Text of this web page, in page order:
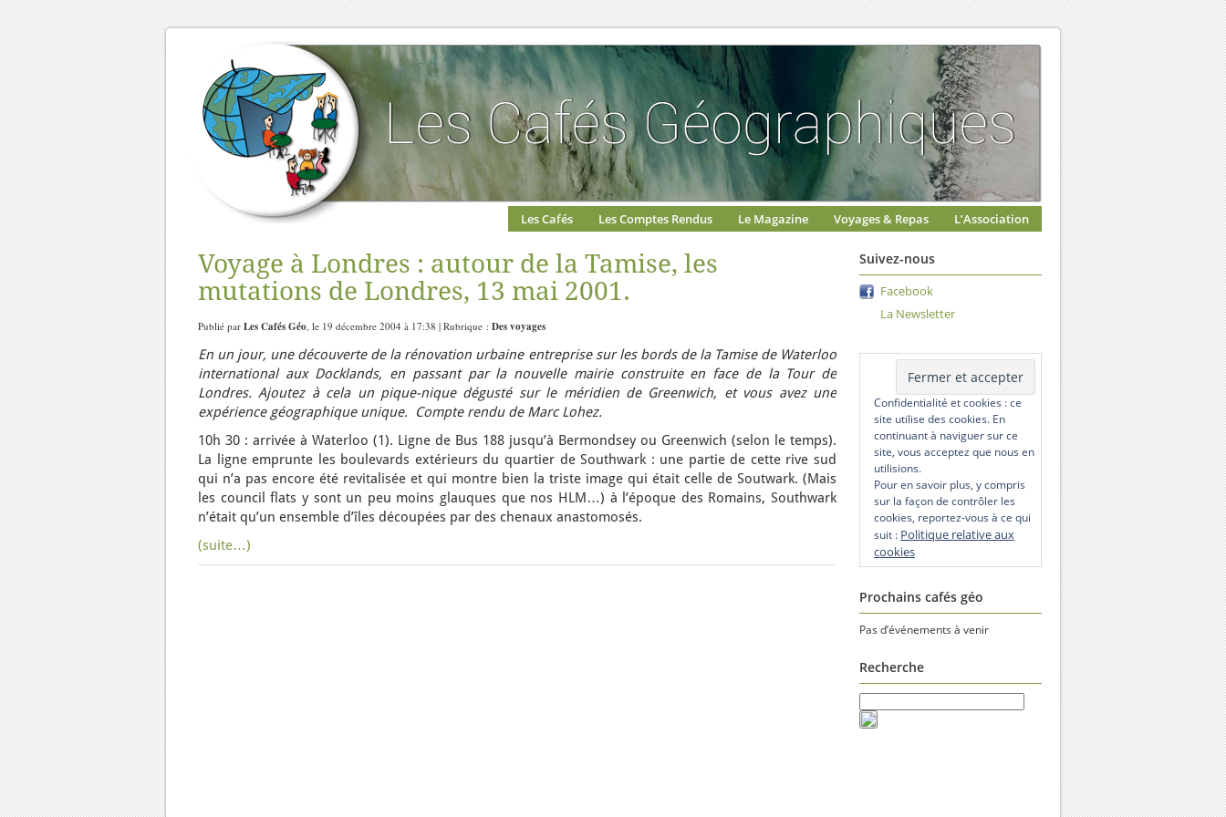
Les Cafés Les Comptes Rendus Le Magazine Voyages & Repas L’Association
Voyage à Londres : autour de la Tamise, les
mutations de Londres, 13 mai 2001.
Publié par Les Cafés Géo, le 19 décembre 2004 à 17:38 | Rubrique : Des voyages
En un jour, une découverte de la rénovation urbaine entreprise sur les bords de la Tamise de Waterloo
international aux Docklands, en passant par la nouvelle mairie construite en face de la Tour de
Londres. Ajoutez à cela un pique-nique dégusté sur le méridien de Greenwich, et vous avez une
expérience géographique unique. Compte rendu de Marc Lohez.
10h 30 : arrivée à Waterloo (1). Ligne de Bus 188 jusqu’à Bermondsey ou Greenwich (selon le temps).
La ligne emprunte les boulevards extérieurs du quartier de Southwark : une partie de cette rive sud
qui n’a pas encore été revitalisée et qui montre bien la triste image qui était celle de Soutwark. (Mais
les council flats y sont un peu moins glauques que nos HLM…) à l’époque des Romains, Southwark
n’était qu’un ensemble d’îles découpées par des chenaux anastomosés.
(suite…)
Suivez-nous
Facebook
La Newsletter
Confidentialité et cookies : ce
site utilise des cookies. En
continuant à naviguer sur ce
site, vous acceptez que nous en
utilisions.
Pour en savoir plus, y compris
sur la façon de contrôler les
cookies, reportez-vous à ce qui
suit : Politique relative aux
cookies
Prochains cafés géo
Pas d’événements à venir
Recherche